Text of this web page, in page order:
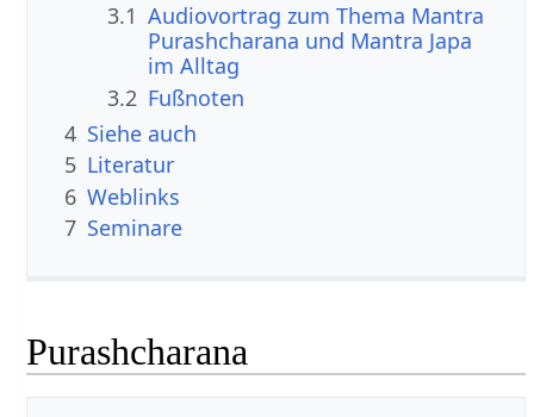
3.1 Audiovortrag zum Thema Mantra
Purashcharana und Mantra Japa
im Alltag
3.2 Fußnoten
4 Siehe auch
5 Literatur
6 Weblinks
7 Seminare
Purashcharana